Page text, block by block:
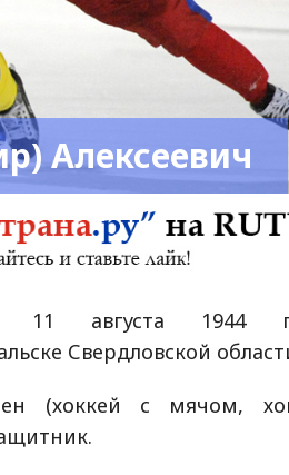
Алексеевич
11 августа 1944
Свердловской
(хоккей с мячом,